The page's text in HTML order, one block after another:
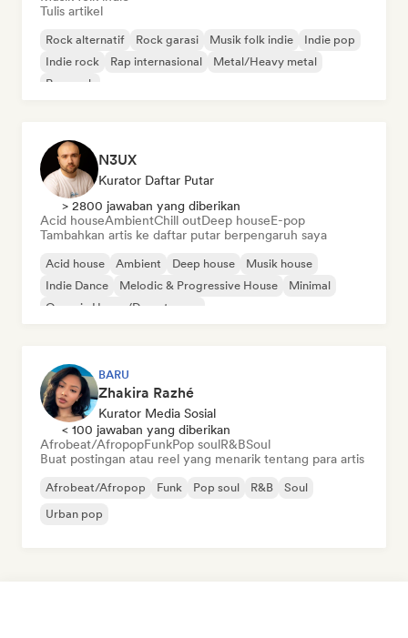
Tulis artikel
Rock alternatif Rock garasi Musik folk indie
Indie pop
Indie rock
Rap internasional
Metal/Heavy metal
Pop rock
N3UX
Kurator Daftar Putar
> 2800 jawaban yang diberikan
Acid houseAmbientChill outDeep houseE-pop
Tambahkan artis ke daftar putar berpengaruh saya
Acid house Ambient Deep house
Musik house
Indie Dance
Melodic & Progressive House
Minimal
Organic House/Downtempo
BARU
Zhakira Razhé
Kurator Media Sosial
< 100 jawaban yang diberikan
Afrobeat/AfropopFunkPop soulR&BSoul
Buat postingan atau reel yang menarik tentang para artis
Afrobeat/Afropop Funk Pop soul R&B
Soul
Urban pop